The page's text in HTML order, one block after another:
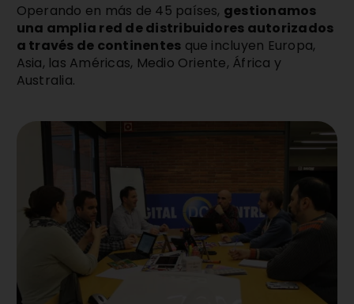
Operando en más de 45 países, gestionamos
una amplia red de distribuidores autorizados
a través de continentes que incluyen Europa,
Asia, las Américas, Medio Oriente, África y
Australia.